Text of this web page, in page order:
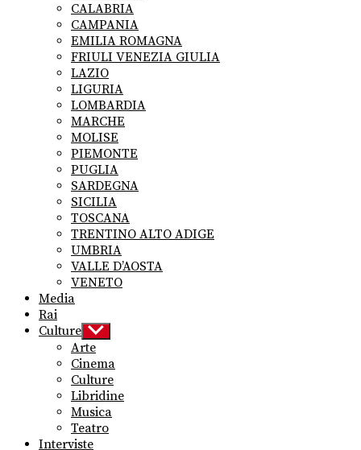
CALABRIA
CAMPANIA
EMILIA ROMAGNA
FRIULI VENEZIA GIULIA
LAZIO
LIGURIA
LOMBARDIA
MARCHE
MOLISE
PIEMONTE
PUGLIA
SARDEGNA
SICILIA
TOSCANA
TRENTINO ALTO ADIGE
UMBRIA
VALLE D’AOSTA
VENETO
Media
Rai
Culture Show
sub
menu
Arte
Cinema
Culture
Libridine
Musica
Teatro
Interviste